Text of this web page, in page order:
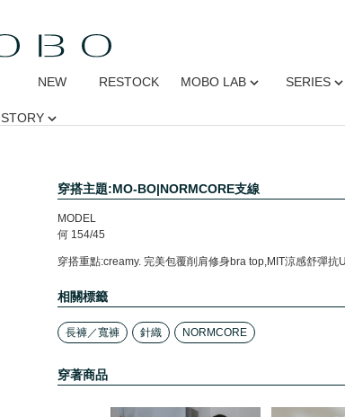
NEW RESTOCK MOBO LAB SERIES
STORY
穿搭主題:MO-BO|NORMCORE支線
MODEL
何 154/45
穿搭重點:creamy. 完美包覆削肩修身bra top,MIT涼感舒彈抗
相關標籤
長褲／寬褲 針織 NORMCORE
穿著商品